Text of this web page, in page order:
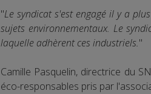
"Le syndicat s'est engagé il y a
sujets environnementaux. Le
laquelle adhèrent ces industriels."
Camille Pasquelin, directrice du
éco-responsables pris par